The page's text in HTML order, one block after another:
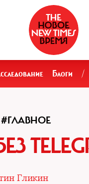
Блоги /
#ГЛАВНОЕ
Гликин